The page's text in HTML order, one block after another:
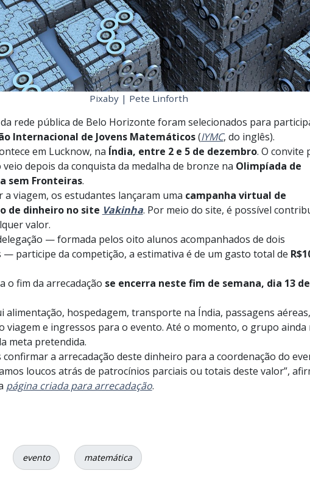
Pixaby | Pete Linforth
rede pública de Belo Horizonte foram selecionados para
Internacional de Jovens Matemáticos(IYMC, do inglês).
em Lucknow, na Índia, entre 2 e 5 de dezembro. O convite
depois da conquista da medalha de bronze na Olimpíada de
sem Fronteiras.
a viagem, os estudantes lançaram uma campanha virtual de
de dinheiro no site Vakinha. Por meio do site, é possível
valor.
— formada pelos oito alunos acompanhados de dois
participe da competição, a estimativa é de um gasto total de
o fim da arrecadação se encerra neste fim de semana, dia 13 de
alimentação, hospedagem, transporte na Índia, passagens aéreas,
viagem e ingressos para o evento. Até o momento, o grupo ainda
meta pretendida.
confirmar a arrecadação deste dinheiro para a coordenação do
loucos atrás de patrocínios parciais ou totais deste valor”,
página criada para arrecadação.
evento matemática